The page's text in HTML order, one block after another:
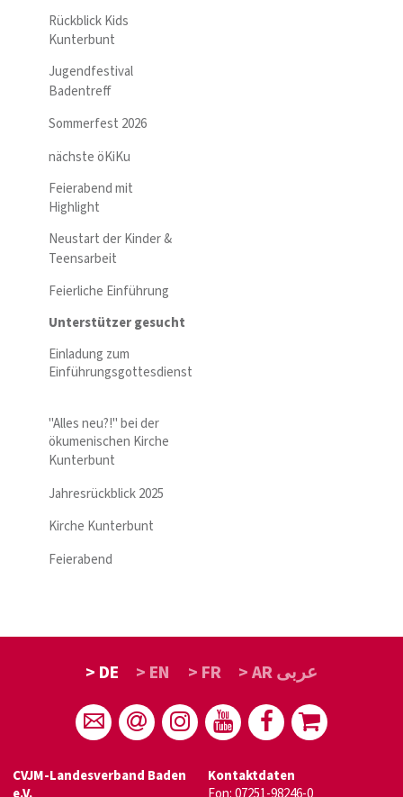
Rückblick Kids
Kunterbunt
Jugendfestival
Badentreff
Sommerfest 2026
nächste öKiKu
Feierabend mit
Highlight
Neustart der Kinder &
Teensarbeit
Feierliche Einführung
Unterstützer gesucht
Einladung zum
Einführungsgottesdienst
"Alles neu?!" bei der
ökumenischen Kirche
Kunterbunt
Jahresrückblick 2025
Kirche Kunterbunt
Feierabend
> DE > EN > FR > AR عربى
CVJM-Landesverband Baden
Kontaktdaten